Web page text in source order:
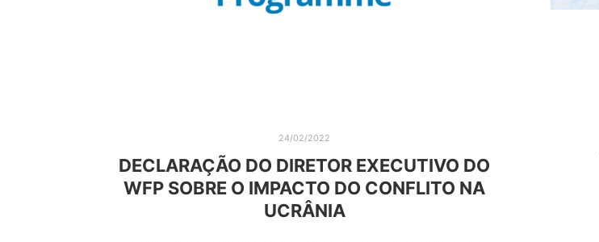
24/02/2022
DECLARAÇÃO DO DIRETOR EXECUTIVO DO
WFP SOBRE O IMPACTO DO CONFLITO NA
UCRÂNIA